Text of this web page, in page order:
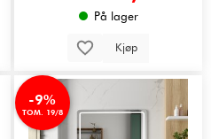
På lager
Kjøp
-9%
TOM. 19/8